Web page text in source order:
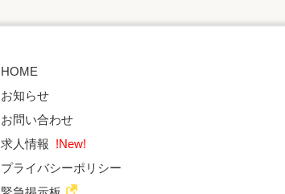
HOME
お知らせ
お問い合わせ
求人情報 !New!
プライバシーポリシー